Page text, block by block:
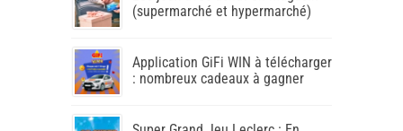
(supermarché et hypermarché)
Application GiFi WIN à télécharger
: nombreux cadeaux à gagner